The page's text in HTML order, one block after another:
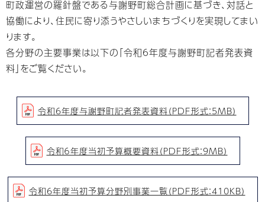
町政運営の羅針盤である与謝野町総合計画に基づき、対話と
協働により、住民に寄り添うやさしいまちづくりを実現してまい
ります。
各分野の主要事業は以下の「令和6年度与謝野町記者発表資
料」をご覧ください。
令和6年度与謝野町記者発表資料（PDF形式：5MB）
令和６年度当初予算概要資料（PDF形式：9MB）
令和6年度当初予算分野別事業一覧（PDF形式：410KB）